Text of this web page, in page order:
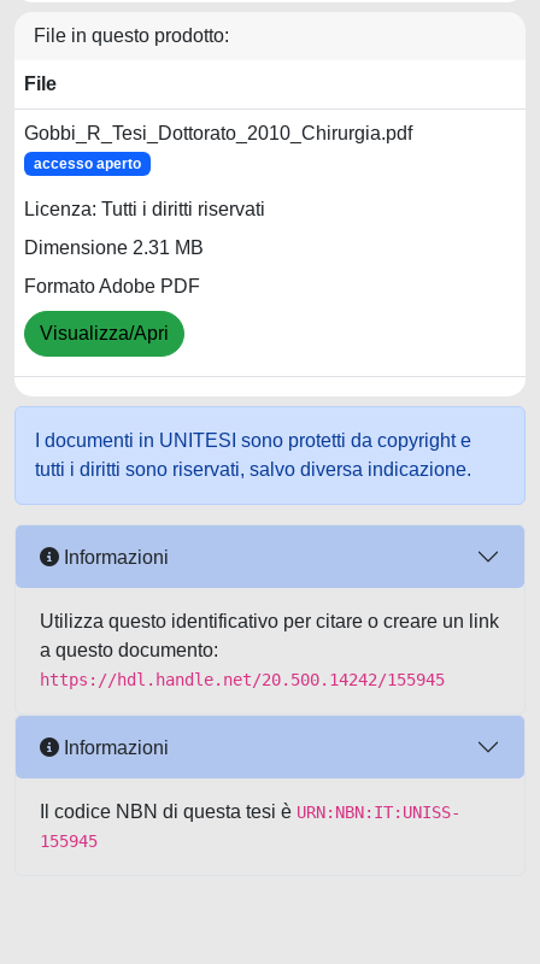
File in questo prodotto:
File
Gobbi_R_Tesi_Dottorato_2010_Chirurgia.pdf
accesso aperto
Licenza: Tutti i diritti riservati
Dimensione 2.31 MB
Formato Adobe PDF
Visualizza/Apri
I documenti in UNITESI sono protetti da copyright e
tutti i diritti sono riservati, salvo diversa indicazione.
Informazioni
Utilizza questo identificativo per citare o creare un link
a questo documento:
https://hdl.handle.net/20.500.14242/155945
Informazioni
Il codice NBN di questa tesi è URN:NBN:IT:UNISS-
155945